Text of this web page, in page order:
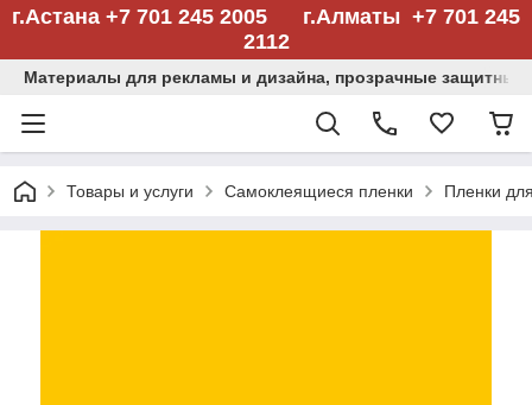
г.Астана +7 701 245 2005 г.Алматы +7 701 245
2112
Материалы для рекламы и дизайна, прозрачные защитные
Товары и услуги Самоклеящиеся пленки Пленки